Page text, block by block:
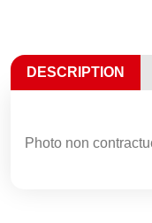
DESCRIPTION
Photo non